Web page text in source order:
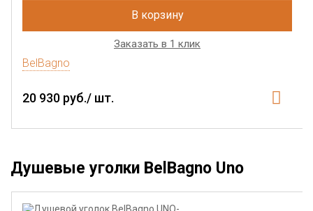
В корзину
Заказать в 1 клик
BelBagno
20 930 руб./ шт.
Душевые уголки BelBagno Uno